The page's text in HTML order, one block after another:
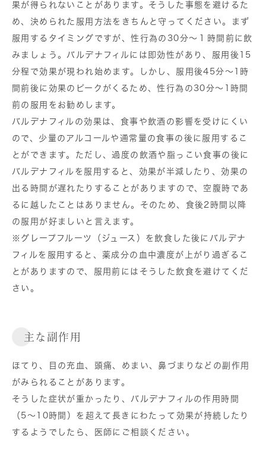
果が得られないことがあります。そうした事態を避けるた
め、決められた服用方法をきちんと守ってください。まず
服用するタイミングですが、性行為の30分～１時間前に飲
みましょう。バルデナフィルには即効性があり、服用後15
分程で効果が現われ始めます。しかし、服用後45分～1時
間前後に効果のピークがくるため、性行為の30分～1時間
前の服用をお勧めします。
バルデナフィルの効果は、食事や飲酒の影響を受けにくい
ので、少量のアルコールや通常量の食事の後に服用するこ
とができます。ただし、過度の飲酒や脂っこい食事の後に
バルデナフィルを服用すると、効果が半減したり、効果の
出る時間が遅れたりすることがありますので、空腹時であ
るに越したことはありません。そのため、食後2時間以降
の服用が好ましいと言えます。
※グレープフルーツ（ジュース）を飲食した後にバルデナ
フィルを服用すると、薬成分の血中濃度が上がり過ぎるこ
とがありますので、服用前にはそうした飲食を避けてくだ
さい。
主な副作用
ほてり、目の充血、頭痛、めまい、鼻づまりなどの副作用
がみられることがあります。
そうした症状が重かったり、バルデナフィルの作用時間
（5～10時間）を超えて長きにわたって効果が持続したり
するようでしたら、医師にご相談ください。